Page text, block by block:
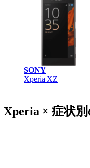
SONY
Xperia XZ
Xperia × 症状